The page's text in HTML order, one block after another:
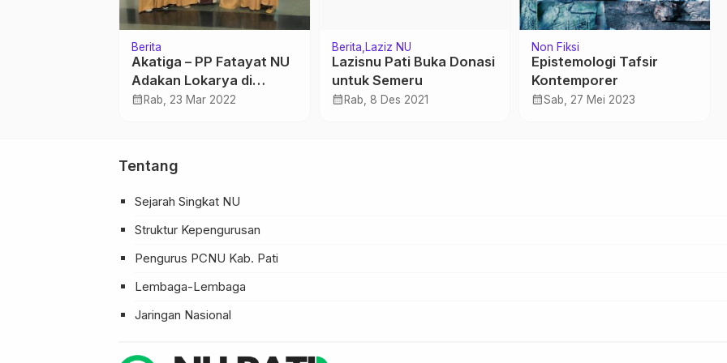
Berita
Akatiga – PP Fatayat NU
Adakan Lokarya di
Bandung
calendar_month Rab, 23 Mar 2022
Berita Laziz NU
Lazisnu Pati Buka Donasi
untuk Semeru
calendar_month Rab, 8 Des 2021
Non Fiksi
Epistemologi Tafsir
Kontemporer
calendar_monthSab, 27 Mei 2023
Tentang
Sejarah Singkat NU
Struktur Kepengurusan
Pengurus PCNU Kab. Pati
Lembaga-Lembaga
Jaringan Nasional